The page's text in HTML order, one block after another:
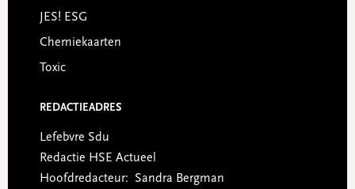
JES! ESG
Chemiekaarten
Toxic
REDACTIEADRES
Lefebvre Sdu
Redactie HSE Actueel
Hoofdredacteur: Sandra Bergman